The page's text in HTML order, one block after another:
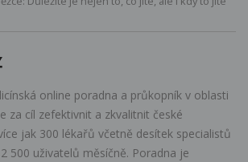
online poradna a průkopník v oblasti
za cíl zefektivnit a zkvalitnit české
jak 300 lékařů včetně desítek specialistů
500 uživatelů měsíčně. Poradna je